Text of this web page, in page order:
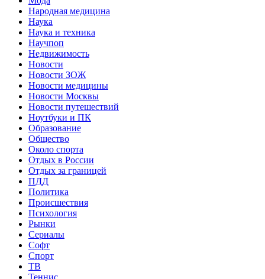
Народная медицина
Наука
Наука и техника
Научпоп
Недвижимость
Новости
Новости ЗОЖ
Новости медицины
Новости Москвы
Новости путешествий
Ноутбуки и ПК
Образование
Общество
Около спорта
Отдых в России
Отдых за границей
ПДД
Политика
Происшествия
Психология
Рынки
Сериалы
Софт
Спорт
ТВ